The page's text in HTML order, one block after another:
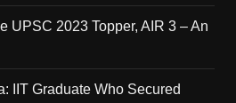
UPSC 2023 Topper, AIR 3 – An
IIT Graduate Who Secured